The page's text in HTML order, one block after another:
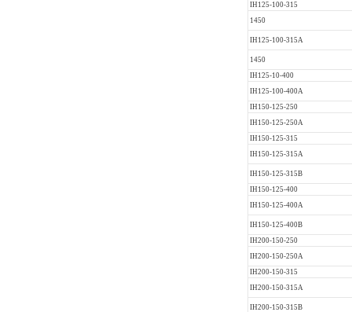
IH125-100-315
1450
IH125-100-315A
1450
IH125-10-400
IH125-100-400A
IH150-125-250
IH150-125-250A
IH150-125-315
IH150-125-315A
IH150-125-315B
IH150-125-400
IH150-125-400A
IH150-125-400B
IH200-150-250
IH200-150-250A
IH200-150-315
IH200-150-315A
IH200-150-315B